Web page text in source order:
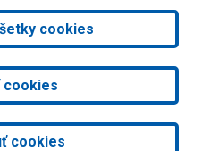
cookies
cookies
cookies
web stránok
spol. s r.o.